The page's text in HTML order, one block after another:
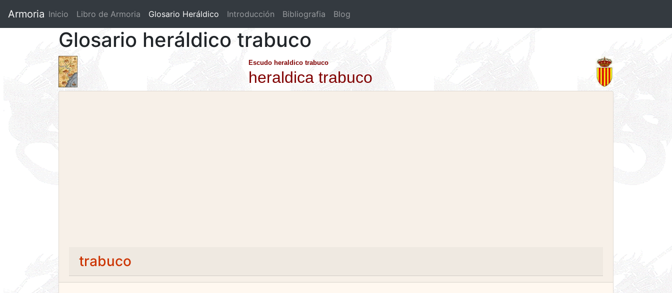
Armoria Inicio Libro de Armoria (current)
Glosario Heráldico Introducción Bibliografia Blog
Glosario heráldico trabuco
Escudo heraldico trabuco
heraldica trabuco
trabuco